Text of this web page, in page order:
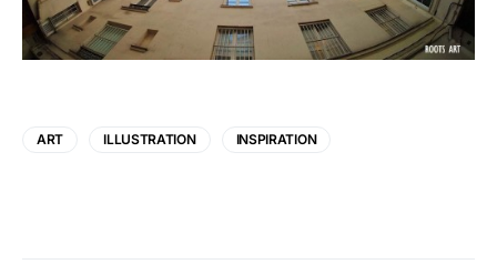
ART ILLUSTRATION INSPIRATION